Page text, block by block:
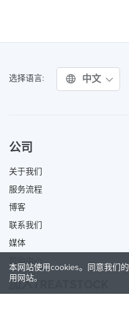
选择语言: 中文
公司
关于我们
服务流程
博客
联系我们
媒体
帮助中心
加入TREATSTOCK
本网站使用cookies。同意我们的
用网站。